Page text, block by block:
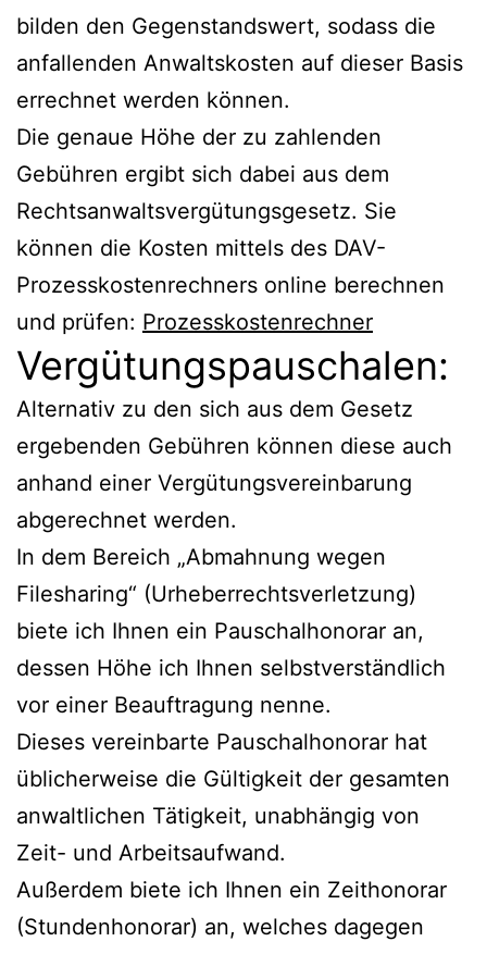
bilden den Gegenstandswert, sodass die
anfallenden Anwaltskosten auf dieser Basis
errechnet werden können.
Die genaue Höhe der zu zahlenden
Gebühren ergibt sich dabei aus dem
Rechtsanwaltsvergütungsgesetz. Sie
können die Kosten mittels des DAV-
Prozesskostenrechners online berechnen
und prüfen: Prozesskostenrechner
Vergütungspauschalen:
Alternativ zu den sich aus dem Gesetz
ergebenden Gebühren können diese auch
anhand einer Vergütungsvereinbarung
abgerechnet werden.
In dem Bereich „Abmahnung wegen
Filesharing“ (Urheberrechtsverletzung)
biete ich Ihnen ein Pauschalhonorar an,
dessen Höhe ich Ihnen selbstverständlich
vor einer Beauftragung nenne.
Dieses vereinbarte Pauschalhonorar hat
üblicherweise die Gültigkeit der gesamten
anwaltlichen Tätigkeit, unabhängig von
Zeit- und Arbeitsaufwand.
Außerdem biete ich Ihnen ein Zeithonorar
(Stundenhonorar) an, welches dagegen